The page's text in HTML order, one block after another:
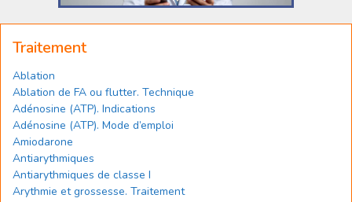
Traitement
Ablation
Ablation de FA ou flutter. Technique
Adénosine (ATP). Indications
Adénosine (ATP). Mode d’emploi
Amiodarone
Antiarythmiques
Antiarythmiques de classe I
Arythmie et grossesse. Traitement